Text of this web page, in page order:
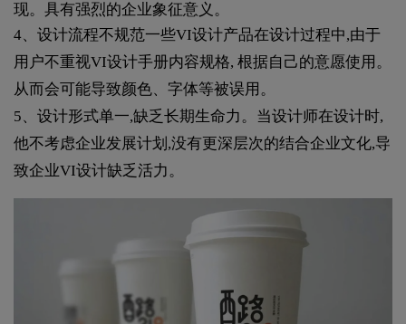
现。具有强烈的企业象征意义。
4、设计流程不规范一些VI设计产品在设计过程中,由于
用户不重视VI设计手册内容规格, 根据自己的意愿使用。
从而会可能导致颜色、字体等被误用。
5、设计形式单一,缺乏长期生命力。当设计师在设计时,
他不考虑企业发展计划,没有更深层次的结合企业文化,导
致企业VI设计缺乏活力。